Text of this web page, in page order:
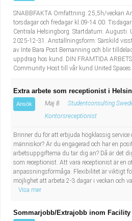
SNABBFAKTA Omfattning: 25,5h/veckan
torsdagar och fredagar kl.09-14.00.
Centrala Helsingborg. Startdatum: Augusti.
2025-12-31. Anställningsform: Särskild
av Inte Bara Post Bemanning och blir
uppdrag hos kund. DIN FRAMTIDA
Community Host till vår kund United Spaces
Extra arbete som receptionist i
Ansök Maj 8
Studentconsulting
Kontorsreceptionist
Brinner du för att erbjuda högklassig
människor? Är du engagerad och har en
arbetsuppgifterna du tar dig an? Då är det
som receptionist. Att vara receptionist är en
anpassningsförmåga. Flexibilitet är viktigt
möjlighet att arbeta 2-3 dagar i veckan och
Visa mer
Sommarjobb/Extrajobb inom Facility